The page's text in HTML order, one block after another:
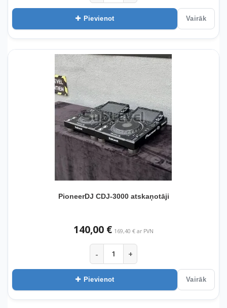
Pievienot Vairāk
PioneerDJ CDJ-3000 atskaņotāji
140,00 € 169,40 € ar PVN
- +
Pievienot Vairāk